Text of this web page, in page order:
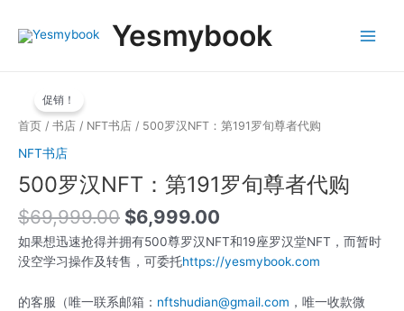
Yesmybook
Menu
促销！
首页 / 书店 / NFT书店 / 500罗汉NFT：第191罗旬尊者代购
NFT书店
500罗汉NFT：第191罗旬尊者代购
$69,999.00
为：
$6,999.00
价
$6,999.00。
如果想迅速抢得并拥有500尊罗汉NFT和19座罗汉堂NFT，而暂时
没空学习操作及转售，可委托https://yesmybook.com
的客服（唯一联系邮箱： nftshudian@gmail.com ，唯一收款微
汉
第
191
旬
尊
者
购